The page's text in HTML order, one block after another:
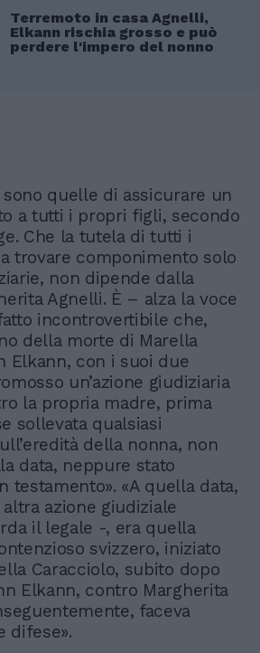
Terremoto in casa Agnelli,
Elkann rischia grosso e può
perdere l'impero del nonno
sono quelle di assicurare un
a tutti i propri figli, secondo
Che la tutela di tutti i
trovare componimento solo
non dipende dalla
Agnelli. È – alza la voce
incontrovertibile che,
della morte di Marella
Elkann, con i suoi due
un’azione giudiziaria
la propria madre, prima
sollevata qualsiasi
della nonna, non
data, neppure stato
testamento». «A quella data,
azione giudiziale
il legale -, era quella
svizzero, iniziato
Caracciolo, subito dopo
Elkann, contro Margherita
faceva
difese».